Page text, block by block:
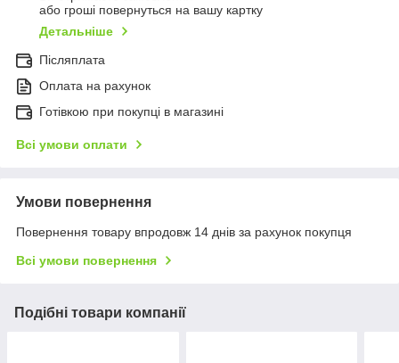
або гроші повернуться на вашу картку
Детальніше
Післяплата
Оплата на рахунок
Готівкою при покупці в магазині
Всі умови оплати
Умови повернення
Повернення товару впродовж 14 днів за рахунок покупця
Всі умови повернення
Подібні товари компанії